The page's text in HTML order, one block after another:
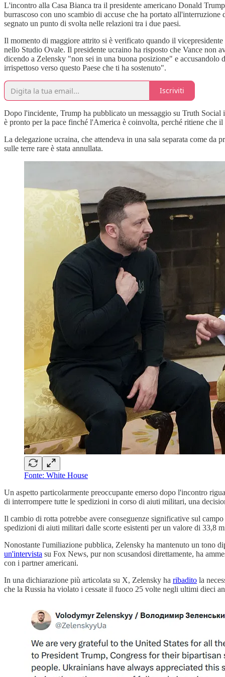
L'incontro alla Casa Bianca tra il presidente americano Donald
burrascoso con uno scambio di accuse che ha portato
segnato un punto di svolta nelle relazioni tra i due paesi.
Il momento di maggiore attrito si è verificato quando il
nello Studio Ovale. Il presidente ucraino ha risposto che Vance non
dicendo a Zelensky "non sei in una buona posizione" e
irrispettoso verso questo Paese che ti ha sostenuto".
Iscriviti
Dopo l'incidente, Trump ha pubblicato un messaggio su Truth
è pronto per la pace finché l'America è coinvolta, perché ritiene
La delegazione ucraina, che attendeva in una sala separata come
sulle terre rare è stata annullata.
Fonte: White House
Un aspetto particolarmente preoccupante emerso dopo l'incontro
di interrompere tutte le spedizioni in corso di aiuti militari, una
Il cambio di rotta potrebbe avere conseguenze significative sul
spedizioni di aiuti militari dalle scorte esistenti per un valore di 33,8
Nonostante l'umiliazione pubblica, Zelensky ha mantenuto un tono
un'intervista su Fox News, pur non scusandosi direttamente, ha
con i partner americani.
In una dichiarazione più articolata su X, Zelensky ha ribadito la
che la Russia ha violato i cessate il fuoco 25 volte negli ultimi dieci